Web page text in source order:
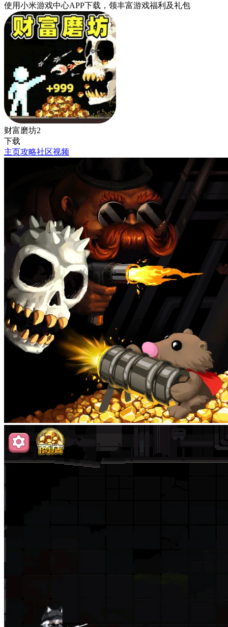
使用小米游戏中心APP下载 ，领丰富游戏福利 及礼包
财富磨坊2
下载
主页攻略社区视频